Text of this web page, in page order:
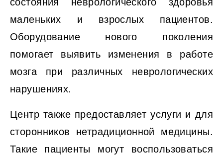
маленьких и взрослых пациентов.
Оборудование нового поколения
помогает выявить изменения в работе
мозга при различных неврологических
нарушениях.
Центр также предоставляет услуги и для
сторонников нетрадиционной медицины.
Такие пациенты могут воспользоваться